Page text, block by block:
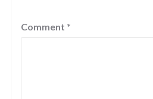
Comment *